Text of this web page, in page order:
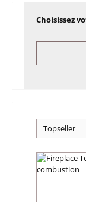
Choisissez